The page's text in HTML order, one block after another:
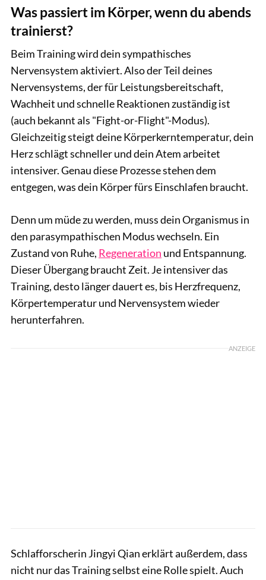
Was passiert im Körper, wenn du abends
trainierst?
Beim Training wird dein sympathisches
Nervensystem aktiviert. Also der Teil deines
Nervensystems, der für Leistungsbereitschaft,
Wachheit und schnelle Reaktionen zuständig ist
(auch bekannt als "Fight-or-Flight"-Modus).
Gleichzeitig steigt deine Körperkerntemperatur, dein
Herz schlägt schneller und dein Atem arbeitet
intensiver. Genau diese Prozesse stehen dem
entgegen, was dein Körper fürs Einschlafen braucht.
Denn um müde zu werden, muss dein Organismus in
den parasympathischen Modus wechseln. Ein
Zustand von Ruhe, Regeneration und Entspannung.
Dieser Übergang braucht Zeit. Je intensiver das
Training, desto länger dauert es, bis Herzfrequenz,
Körpertemperatur und Nervensystem wieder
herunterfahren.
ANZEIGE
Schlafforscherin Jingyi Qian erklärt außerdem, dass
nicht nur das Training selbst eine Rolle spielt. Auch